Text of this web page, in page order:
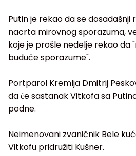
Putin je rekao da se dosadašnji
nacrta mirovnog sporazuma,
koje je prošle nedelje rekao da
buduće sporazume".
Portparol Kremlja Dmitrij
da će sastanak Vitkofa sa
podne.
Neimenovani zvaničnik Bele
Vitkofu pridružiti Kušner.